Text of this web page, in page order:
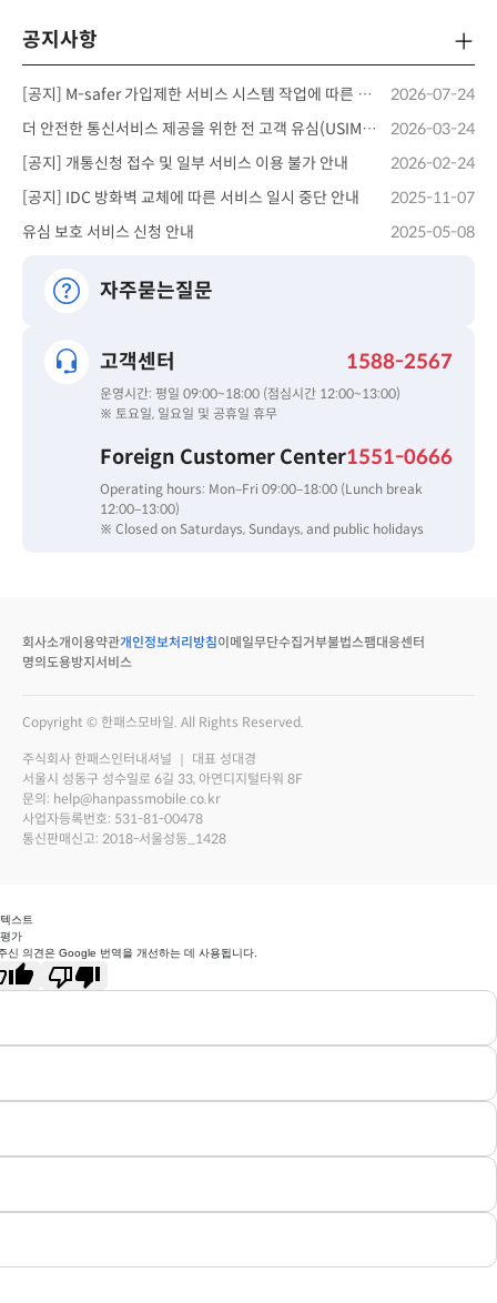
공지사항 더보
[공지] M-safer 가입제한 서비스 시스템 작업에 따른 안내
2026-07-24
더 안전한 통신서비스 제공을 위한 전 고객 유심(USIM) 업데이트 및 무료 교체 안내
2026-03-24
[공지] 개통신청 접수 및 일부 서비스 이용 불가 안내
2026-02-24
[공지] IDC 방화벽 교체에 따른 서비스 일시 중단 안내
2025-11-07
유심 보호 서비스 신청 안내
2025-05-08
자주묻는질문
고객센터 1588-2567
운영시간: 평일 09:00~18:00 (점심시간 12:00~13:00)
※ 토요일, 일요일 및 공휴일 휴무
Foreign Customer Center1551-0666
Operating hours: Mon–Fri 09:00–18:00 (Lunch break
12:00–13:00)
※ Closed on Saturdays, Sundays, and public holidays
회사소개 이용약관개인정보처리방침이메일무단수집거부불법스팸대응센터
명의도용방지서비스
Copyright © 한패스모바일. All Rights Reserved.
주식회사 한패스인터내셔널 ｜ 대표 성대경
서울시 성동구 성수일로 6길 33, 아연디지털타워 8F
문의: help@hanpassmobile.co.kr
사업자등록번호: 531-81-00478
통신판매신고: 2018-서울성동_1428
스트
가
신 의견은 Google 번역을 개선하는 데 사용됩니다.